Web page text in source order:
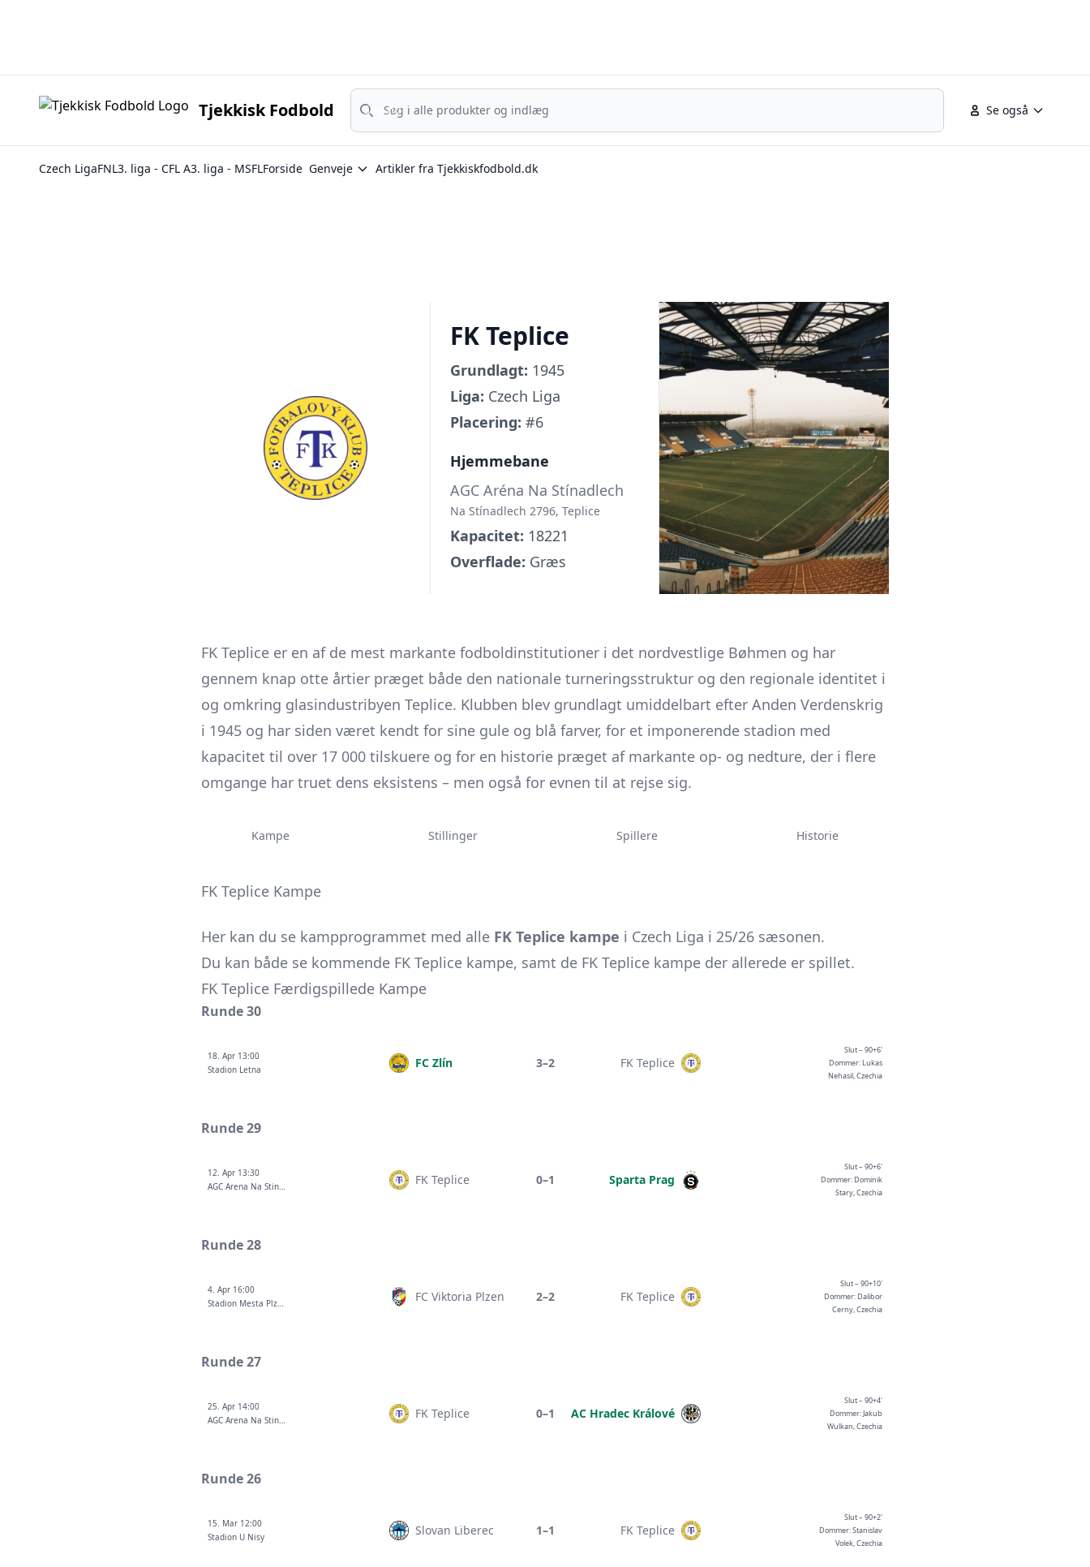
Tjekkisk Fodbold Se også
Søg nu
Søg nu
Czech LigaFNL3. liga - CFL A3. liga - MSFLForside Genveje Artikler fra Tjekkiskfodbold.dk
FK Teplice
Grundlagt: 1945
Liga: Czech Liga
Placering: #6
Hjemmebane
AGC Aréna Na Stínadlech
Na Stínadlech 2796, Teplice
Kapacitet: 18221
Overflade: Græs
FK Teplice er en af de mest markante fodboldinstitutioner i det nordvestlige Bøhmen og har
gennem knap otte årtier præget både den nationale turneringsstruktur og den regionale identitet i
og omkring glasindustribyen Teplice. Klubben blev grundlagt umiddelbart efter Anden Verdenskrig
i 1945 og har siden været kendt for sine gule og blå farver, for et imponerende stadion med
kapacitet til over 17 000 tilskuere og for en historie præget af markante op- og nedture, der i flere
omgange har truet dens eksistens – men også for evnen til at rejse sig.
Kampe Stillinger Spillere Historie
FK Teplice Kampe
Her kan du se kampprogrammet med alle FK Teplice kampe i Czech Liga i 25/26 sæsonen.
Du kan både se kommende FK Teplice kampe, samt de FK Teplice kampe der allerede er spillet.
FK Teplice Færdigspillede Kampe
Runde 30
18. Apr 13:00
Stadion Letna
FC Zlín 3–2 FK Teplice
Slut – 90+6'
Dommer: Lukas
Nehasil, Czechia
Runde 29
12. Apr 13:30
AGC Arena Na Stinadlech
FK Teplice 0–1 Sparta Prag
Slut – 90+6'
Dommer: Dominik
Stary, Czechia
Runde 28
4. Apr 16:00
Stadion Mesta Plzne
FC Viktoria Plzen 2–2 FK Teplice
Slut – 90+10'
Dommer: Dalibor
Cerny, Czechia
Runde 27
25. Apr 14:00
AGC Arena Na Stinadlech
FK Teplice 0–1 AC Hradec Králové
Slut – 90+4'
Dommer: Jakub
Wulkan, Czechia
Runde 26
15. Mar 12:00
Stadion U Nisy
Slovan Liberec 1–1 FK Teplice
Slut – 90+2'
Dommer: Stanislav
Volek, Czechia